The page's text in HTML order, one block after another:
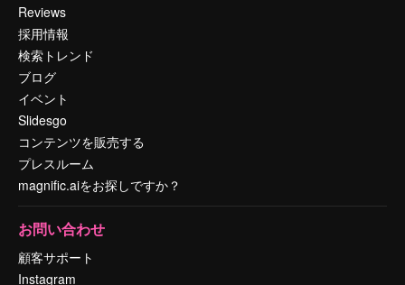
Reviews
採用情報
検索トレンド
ブログ
イベント
Slidesgo
コンテンツを販売する
プレスルーム
magnific.aiをお探しですか？
お問い合わせ
顧客サポート
Instagram